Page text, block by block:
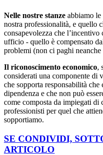
Nelle nostre stanze abbiamo
nostra professionalità, e quello
consapevolezza che
ufficio - quello è compensato
problemi (non ci paghi
Il riconoscimento economico,
considerati una componente di
che sopporta responsabilità
dipendenza e che non può
come composta da impiegati di
professionisti per quel che
sopportiamo.
SE CONDIVIDI,
ARTICOLO